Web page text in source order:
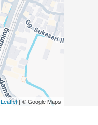
Leaflet| © Google Maps